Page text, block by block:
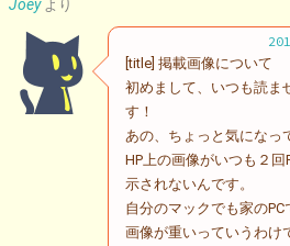
Joey より
[title] 掲載画像について
初めまして、いつも読ま
す！
あの、ちょっと気になっ
HP上の画像がいつも２
示されないんです。
自分のマックでも家のPC
画像が重いっていうわけ